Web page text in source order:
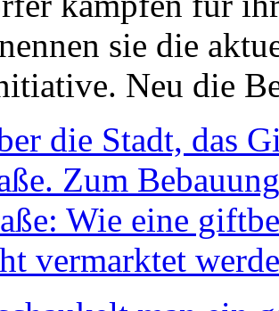
sie die
Neu die
die Stadt, das
Zum
Wie eine
vermarktet